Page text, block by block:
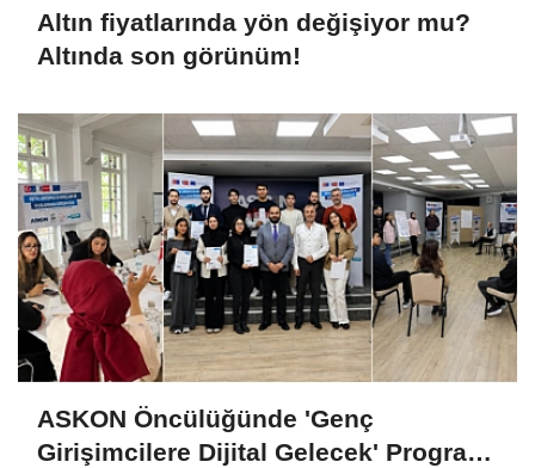
Altın fiyatlarında yön değişiyor mu?
Altında son görünüm!
ASKON Öncülüğünde 'Genç
Girişimcilere Dijital Gelecek' Programı